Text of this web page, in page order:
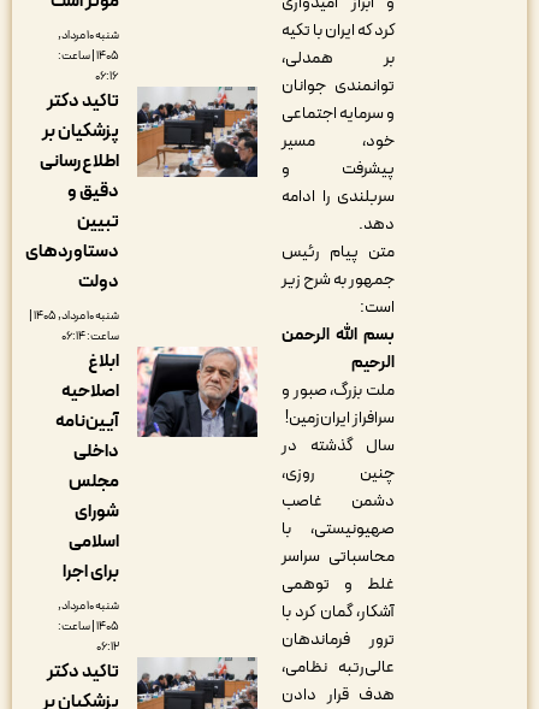
کرد که ایران با تکیه
بر همدلی،
توانمندی جوانان
و سرمایه اجتماعی
خود، مسیر
پیشرفت و
سربلندی را ادامه
متن پیام رئیس
جمهور به شرح زیر
بسم الله الرحمن
ملت بزرگ، صبور و
سرافراز ایران‌زمین!
سال گذشته در
چنین روزی،
دشمن غاصب
صهیونیستی، با
محاسباتی سراسر
غلط و توهمی
آشکار، گمان ‌کرد با
ترور فرماندهان
عالی‌رتبه نظامی،
هدف قرار دادن
شنبه ۱۰ مرداد,
۱۴۰۵ | ساعت:
تاکید دکتر
پزشکیان بر
اطلاع‌رسانی
دستاوردهای
شنبه ۱۰ مرداد, ۱۴۰۵ |
ابلاغ
اصلاحیه
آیین‌نامه
برای اجرا
شنبه ۱۰ مرداد,
۱۴۰۵ | ساعت:
تاکید دکتر
پزشکیان بر